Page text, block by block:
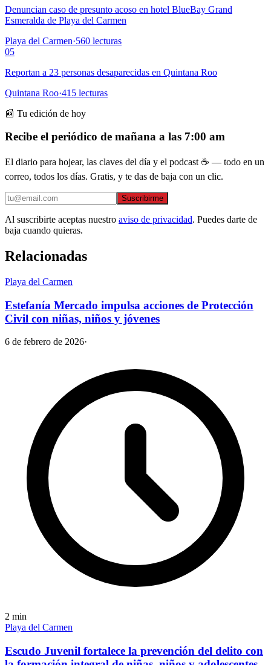
Denuncian caso de presunto acoso en hotel BlueBay Grand
Esmeralda de Playa del Carmen
Playa del Carmen·560 lecturas
05
Reportan a 23 personas desaparecidas en Quintana Roo
Quintana Roo·415 lecturas
📰 Tu edición de hoy
Recibe el periódico de mañana a las 7:00 am
El diario para hojear, las claves del día y el podcast ☕ — todo en un
correo, todos los días. Gratis, y te das de baja con un clic.
Suscribirme
Al suscribirte aceptas nuestro aviso de privacidad. Puedes darte de
baja cuando quieras.
Relacionadas
Playa del Carmen
Estefanía Mercado impulsa acciones de Protección
Civil con niñas, niños y jóvenes
6 de febrero de 2026·
2 min
Playa del Carmen
Escudo Juvenil fortalece la prevención del delito con